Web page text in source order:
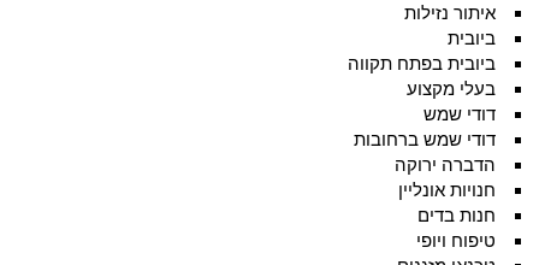
איתור נזילות
ביובית
ביובית בפתח תקווה
בעלי מקצוע
דודי שמש
דודי שמש ברחובות
הדברה ירוקה
חנויות אונליין
חנות בדים
טיפוח ויופי